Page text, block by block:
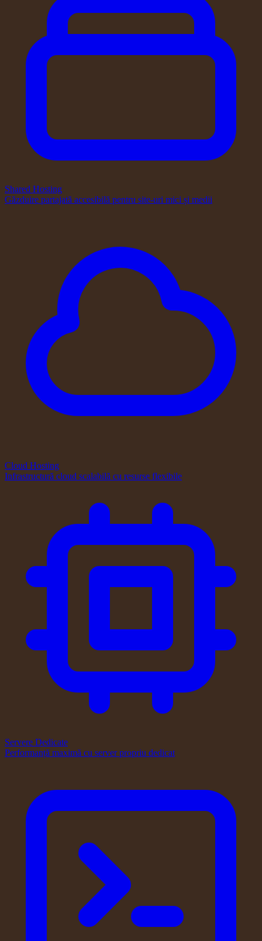
Shared Hosting
Găzduire partajată accesibilă pentru site-uri mici și medii
Cloud Hosting
Infrastructură cloud scalabilă cu resurse flexibile
Servere Dedicate
Performanță maximă cu server propriu dedicat